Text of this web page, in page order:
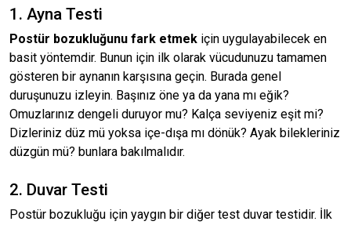
1. Ayna Testi
Postür bozukluğunu fark etmek için uygulayabilecek en
basit yöntemdir. Bunun için ilk olarak vücudunuzu tamamen
gösteren bir aynanın karşısına geçin. Burada genel
duruşunuzu izleyin. Başınız öne ya da yana mı eğik?
Omuzlarınız dengeli duruyor mu? Kalça seviyeniz eşit mi?
Dizleriniz düz mü yoksa içe-dışa mı dönük? Ayak bilekleriniz
düzgün mü? bunlara bakılmalıdır.
2. Duvar Testi
Postür bozukluğu için yaygın bir diğer test duvar testidir. İlk